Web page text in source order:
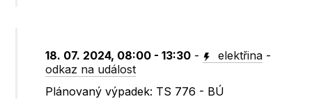
18. 07. 2024, 08:00 - 13:30 - elektřina -
odkaz na událost
Plánovaný výpadek: TS 776 - BÚ